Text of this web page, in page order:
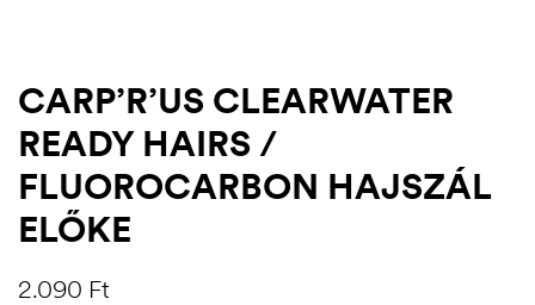
CARP’R’US CLEARWATER
READY HAIRS /
FLUOROCARBON HAJSZÁL
ELŐKE
2.090 Ft